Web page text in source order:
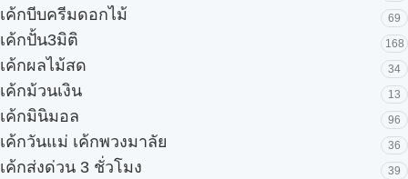
เค้กบีบครีมดอกไม้ 69
เค้กปั้น3มิติ 168
เค้กผลไม้สด 34
เค้กม้วนเงิน 13
เค้กมินิมอล 96
เค้กวันแม่ เค้กพวงมาลัย 36
เค้กส่งด่วน 3 ชั่วโมง 39